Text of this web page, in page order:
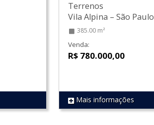
REF 1759
Terrenos
Vila Alpina – São Paulo
385.00 m²
Venda:
R$ 780.000,00
Mais informações